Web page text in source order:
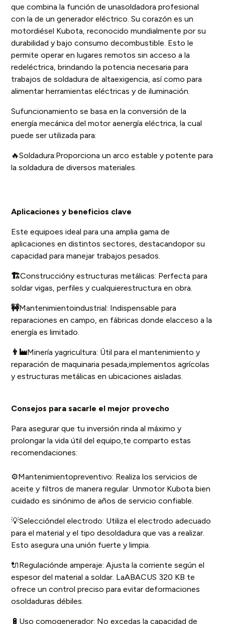
que combina la función de unasoldadora profesional
con la de un generador eléctrico. Su corazón es un
motordiésel Kubota, reconocido mundialmente por su
durabilidad y bajo consumo decombustible. Esto le
permite operar en lugares remotos sin acceso a la
redeléctrica, brindando la potencia necesaria para
trabajos de soldadura de altaexigencia, así como para
alimentar herramientas eléctricas y de iluminación.
Sufuncionamiento se basa en la conversión de la
energía mecánica del motor aenergía eléctrica, la cual
puede ser utilizada para:
🔥Soldadura:Proporciona un arco estable y potente para
la soldadura de diversos materiales.
Aplicaciones y beneficios clave
Este equipoes ideal para una amplia gama de
aplicaciones en distintos sectores, destacandopor su
capacidad para manejar trabajos pesados.
🏗️Construccióny estructuras metálicas: Perfecta para
soldar vigas, perfiles y cualquierestructura en obra.
🚧Mantenimientoindustrial: Indispensable para
reparaciones en campo, en fábricas donde elacceso a la
energía es limitado.
👨‍🏭Minería yagricultura: Útil para el mantenimiento y
reparación de maquinaria pesada,implementos agrícolas
y estructuras metálicas en ubicaciones aisladas.
Consejos para sacarle el mejor provecho
Para asegurar que tu inversión rinda al máximo y
prolongar la vida útil del equipo,te comparto estas
recomendaciones:
⚙️Mantenimientopreventivo: Realiza los servicios de
aceite y filtros de manera regular. Unmotor Kubota bien
cuidado es sinónimo de años de servicio confiable.
💡Seleccióndel electrodo: Utiliza el electrodo adecuado
para el material y el tipo desoldadura que vas a realizar.
Esto asegura una unión fuerte y limpia.
🔌Regulaciónde amperaje: Ajusta la corriente según el
espesor del material a soldar. LaABACUS 320 KB te
ofrece un control preciso para evitar deformaciones
osoldaduras débiles.
🔋Uso comogenerador: No excedas la capacidad de